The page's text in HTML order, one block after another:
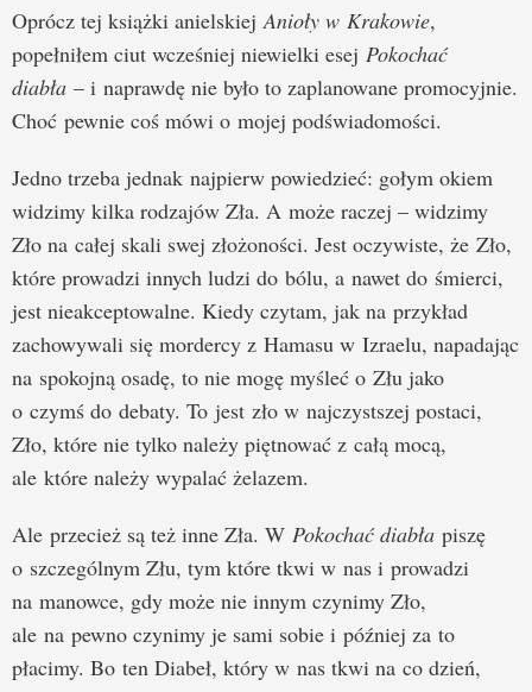
Oprócz tej książki anielskiejAnioły w Krakowie,
popełniłem ciut wcześniej niewielki esej Pokochać
diabła – i naprawdę nie było to zaplanowane promocyjnie.
Choć pewnie coś mówi o mojej podświadomości.
Jedno trzeba jednak najpierw powiedzieć: gołym okiem
widzimy kilka rodzajów Zła. A może raczej – widzimy
Zło na całej skali swej złożoności. Jest oczywiste, że Zło,
które prowadzi innych ludzi do bólu, a nawet do śmierci,
jest nieakceptowalne. Kiedy czytam, jak na przykład
zachowywali się mordercy z Hamasu w Izraelu, napadając
na spokojną osadę, to nie mogę myśleć o Złu jako
o czymś do debaty. To jest zło w najczystszej postaci,
Zło, które nie tylko należy piętnować z całą mocą,
ale które należy wypalać żelazem.
Ale przecież są też inne Zła. W Pokochać diabła piszę
o szczególnym Złu, tym które tkwi w nas i prowadzi
na manowce, gdy może nie innym czynimy Zło,
ale na pewno czynimy je sami sobie i później za to
płacimy. Bo ten Diabeł, który w nas tkwi na co dzień,